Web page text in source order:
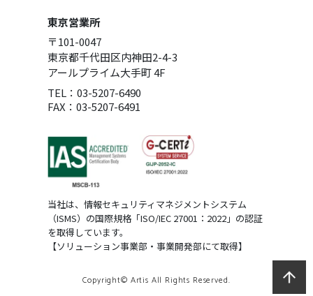
東京営業所
〒101-0047
東京都千代田区内神田2-4-3
アールプライム大手町 4F
TEL：03-5207-6490
FAX：03-5207-6491
当社は、情報セキュリティマネジメントシステム
（ISMS）の国際規格「ISO/IEC 27001：2022」の認証
を取得しています。
【ソリューション事業部・事業開発部にて取得】
Copyright© Artis All Rights Reserved.